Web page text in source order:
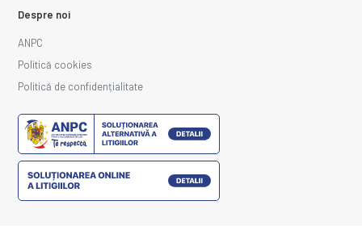
Despre noi
ANPC
Politică cookies
Politică de confidențialitate